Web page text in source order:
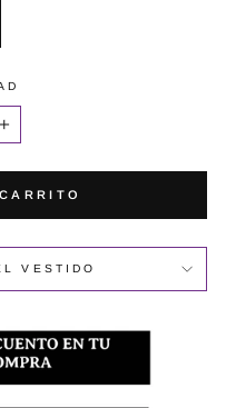
+
VESTIDO